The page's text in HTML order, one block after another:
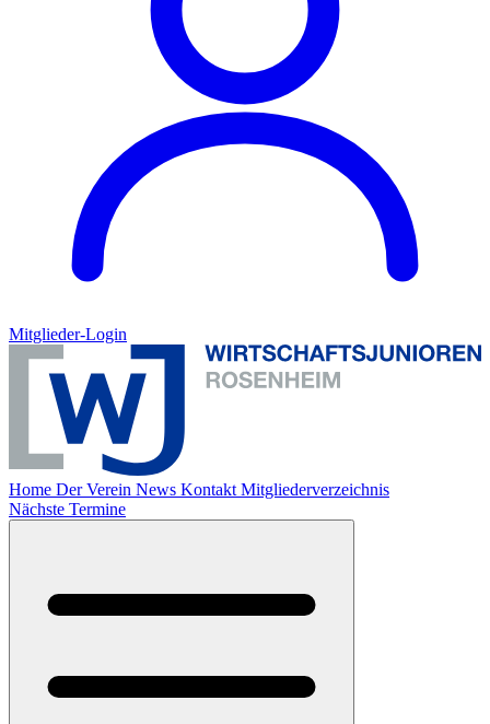
Mitglieder-Login
Home Der Verein News Kontakt Mitgliederverzeichnis
Nächste Termine